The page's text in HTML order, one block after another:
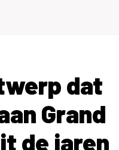
dat
Grand
de jaren